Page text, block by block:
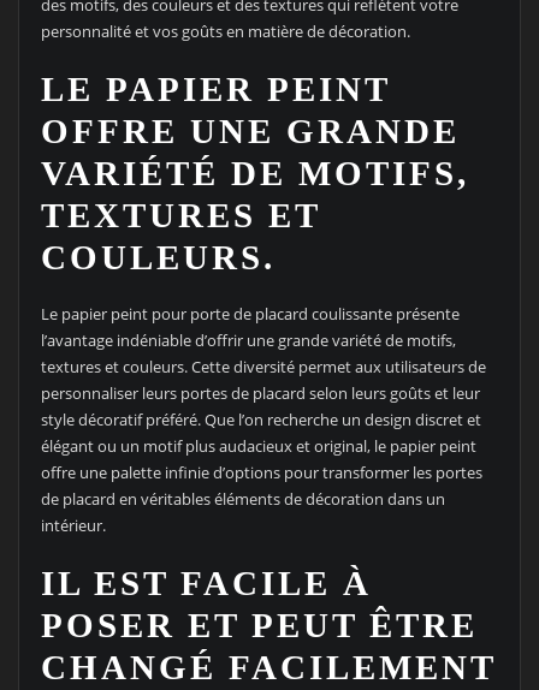
personnalité et vos goûts en matière de décoration.
LE PAPIER PEINT
OFFRE UNE GRANDE
VARIÉTÉ DE MOTIFS,
TEXTURES ET
COULEURS.
Le papier peint pour porte de placard coulissante présente
l’avantage indéniable d’offrir une grande variété de motifs,
textures et couleurs. Cette diversité permet aux utilisateurs de
personnaliser leurs portes de placard selon leurs goûts et leur
style décoratif préféré. Que l’on recherche un design discret et
élégant ou un motif plus audacieux et original, le papier peint
offre une palette infinie d’options pour transformer les portes
de placard en véritables éléments de décoration dans un
intérieur.
IL EST FACILE À
POSER ET PEUT ÊTRE
CHANGÉ FACILEMENT